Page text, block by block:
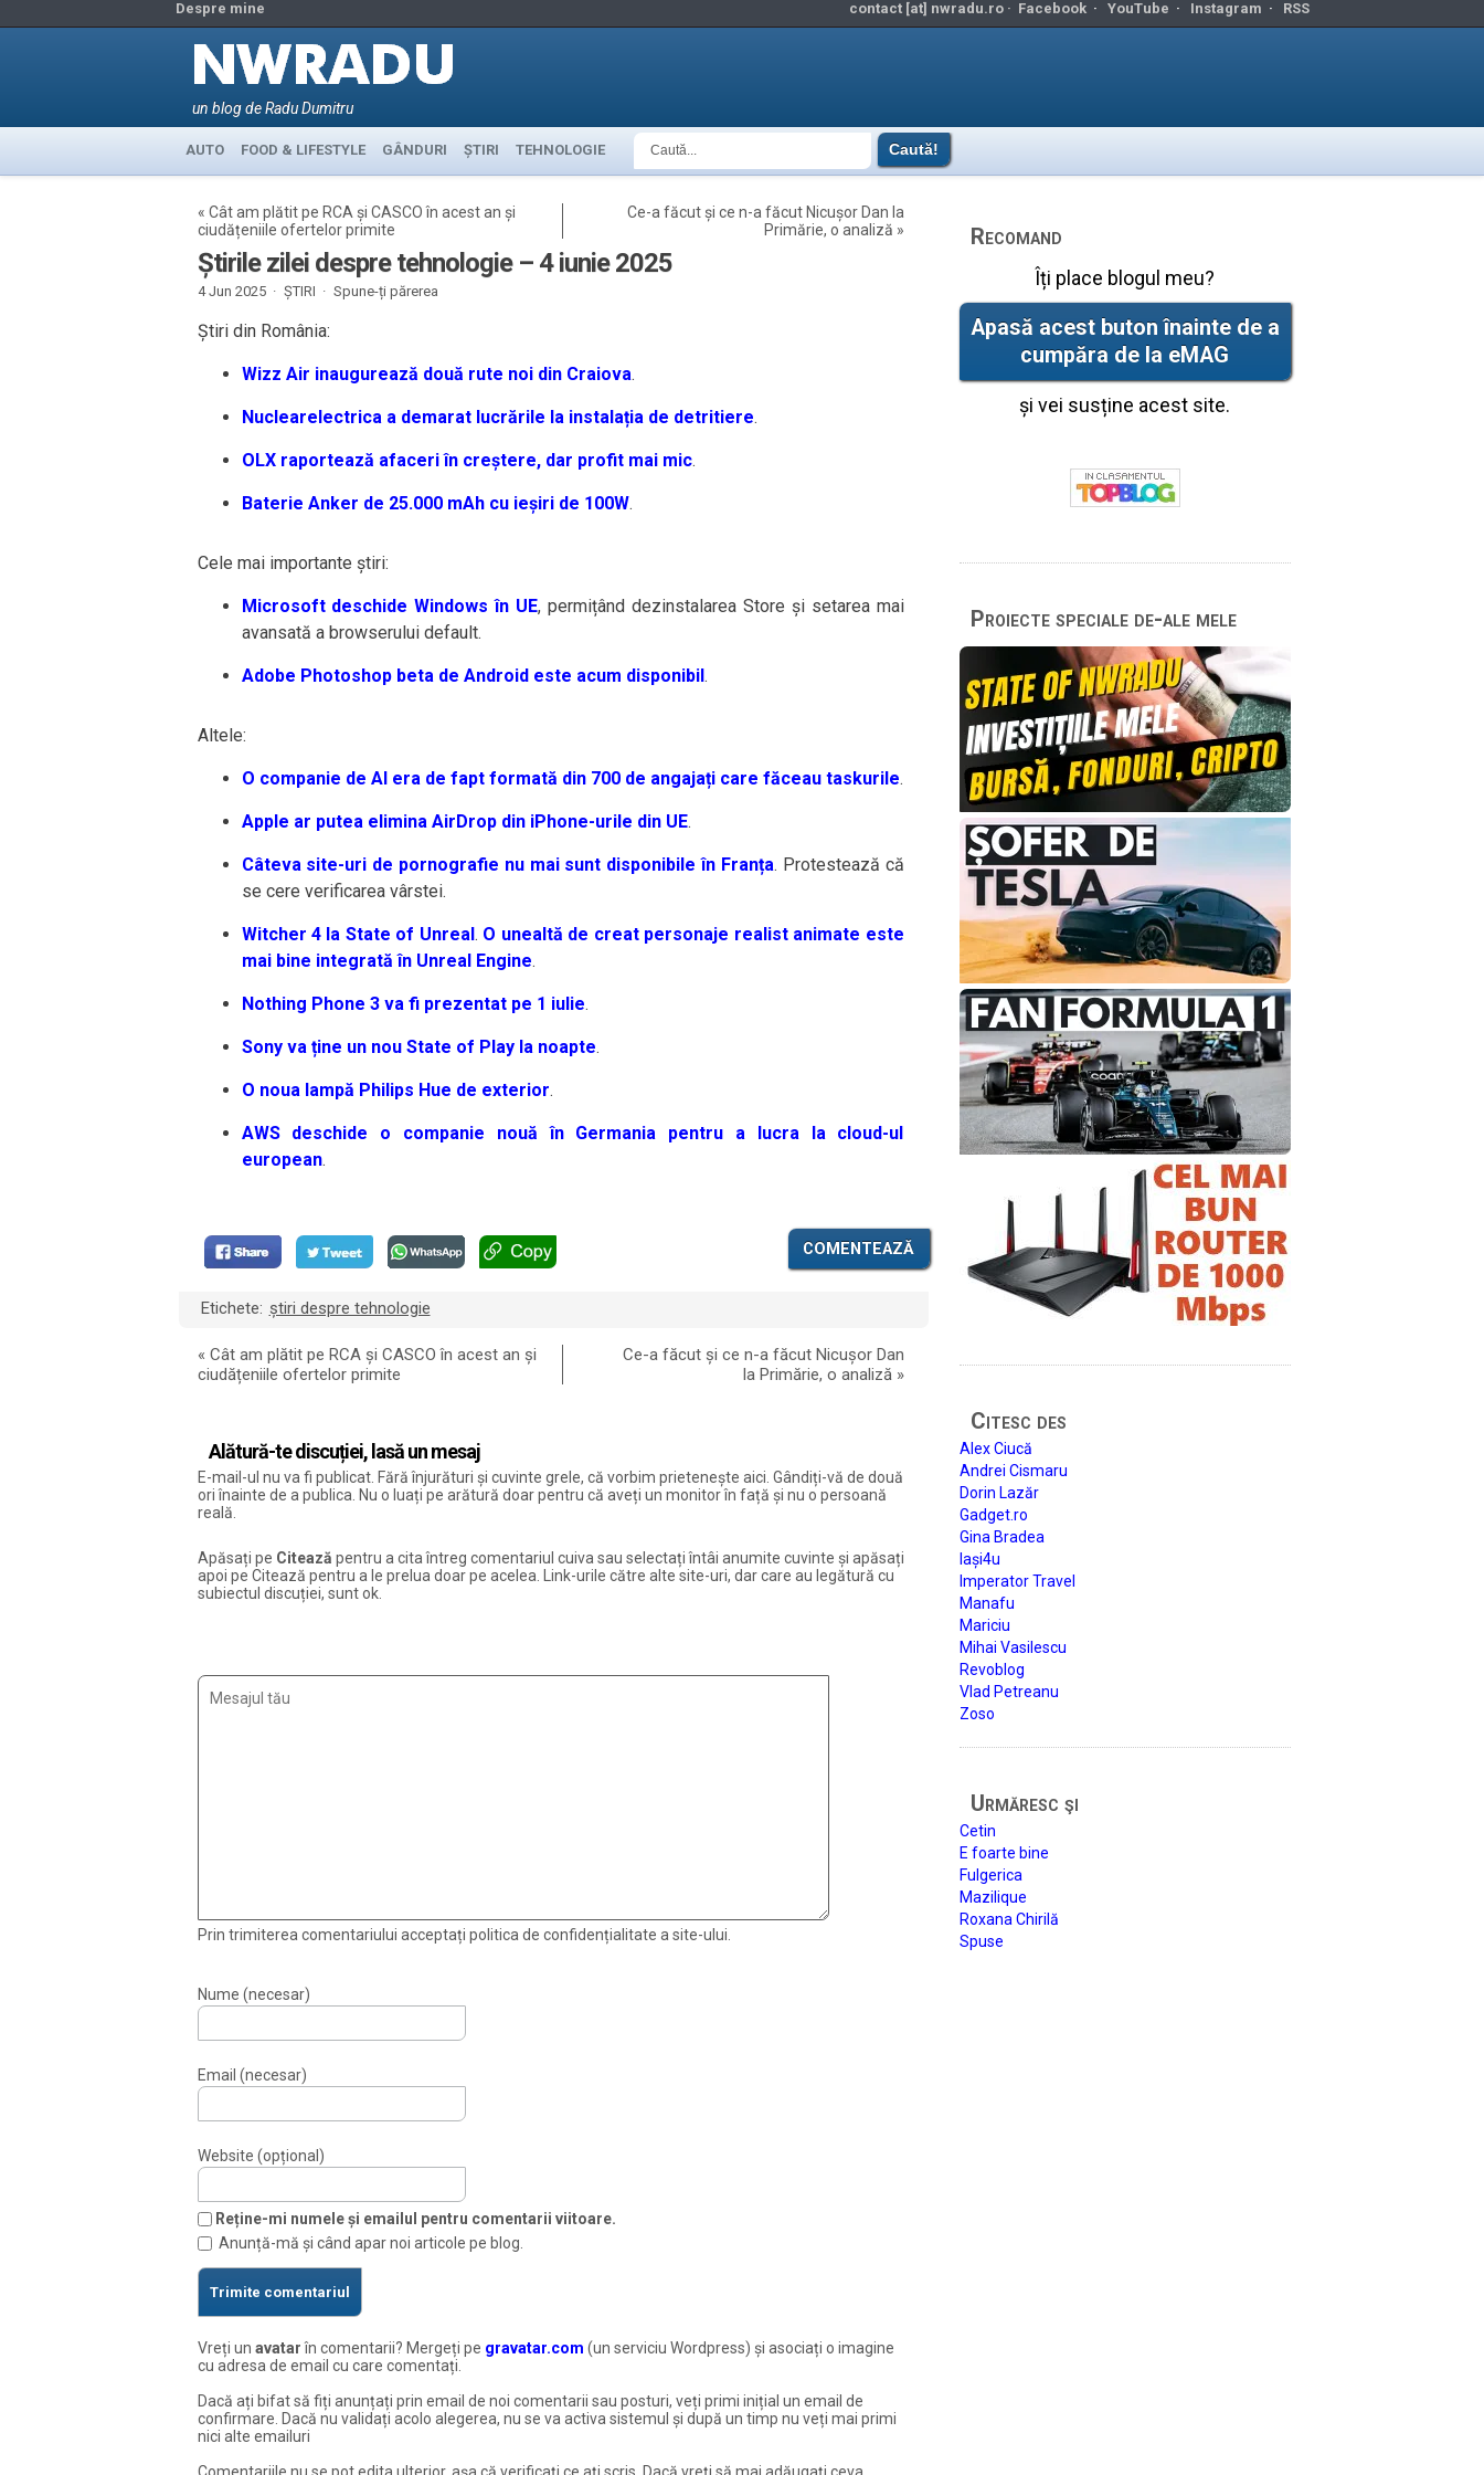
Despre mine contact [at] nwradu.ro · Facebook· YouTube · Instagram · RSS
un blog de Radu Dumitru
AUTO FOOD & LIFESTYLE GÂNDURI ȘTIRI TEHNOLOGIE
« Cât am plătit pe RCA și CASCO în acest an și
ciudățeniile ofertelor primite
Ce-a făcut și ce n-a făcut Nicușor Dan la
Primărie, o analiză »
Știrile zilei despre tehnologie – 4 iunie 2025
4 Jun 2025 · ȘTIRI · Spune-ți părerea
Știri din România:
Wizz Air inaugurează două rute noi din Craiova.
Nuclearelectrica a demarat lucrările la instalația de detritiere.
OLX raportează afaceri în creștere, dar profit mai mic.
Baterie Anker de 25.000 mAh cu ieșiri de 100W.
Cele mai importante știri:
Microsoft deschide Windows în UE, permițând dezinstalarea Store și setarea mai
avansată a browserului default.
Adobe Photoshop beta de Android este acum disponibil.
Altele:
O companie de AI era de fapt formată din 700 de angajați care făceau taskurile.
Apple ar putea elimina AirDrop din iPhone-urile din UE.
Câteva site-uri de pornografie nu mai sunt disponibile în Franța. Protestează că
se cere verificarea vârstei.
Witcher 4 la State of Unreal. O unealtă de creat personaje realist animate este
mai bine integrată în Unreal Engine.
Nothing Phone 3 va fi prezentat pe 1 iulie.
Sony va ține un nou State of Play la noapte.
O noua lampă Philips Hue de exterior.
AWS deschide o companie nouă în Germania pentru a lucra la cloud-ul
european.
COMENTEAZĂ
Etichete: știri despre tehnologie
« Cât am plătit pe RCA și CASCO în acest an și
ciudățeniile ofertelor primite
Ce-a făcut și ce n-a făcut Nicușor Dan
la Primărie, o analiză»
Alătură-te discuției, lasă un mesaj
E-mail-ul nu va fi publicat. Fără înjurături și cuvinte grele, că vorbim prietenește aici. Gândiți-vă de două
ori înainte de a publica. Nu o luați pe arătură doar pentru că aveți un monitor în față și nu o persoană
reală.
Apăsați pe Citează pentru a cita întreg comentariul cuiva sau selectați întâi anumite cuvinte și apăsați
apoi pe Citează pentru a le prelua doar pe acelea. Link-urile către alte site-uri, dar care au legătură cu
subiectul discuției, sunt ok.
Prin trimiterea comentariului acceptați politica de confidențialitate a site-ului.
Nume (necesar)
Email (necesar)
Website (opțional)
Reține-mi numele și emailul pentru comentarii viitoare.
Anunță-mă și când apar noi articole pe blog.
Vreți un avatarîn comentarii? Mergeți pe gravatar.com (un serviciu Wordpress) și asociați o imagine
cu adresa de email cu care comentați.
Dacă ați bifat să fiți anunțați prin email de noi comentarii sau posturi, veți primi inițial un email de
confirmare. Dacă nu validați acolo alegerea, nu se va activa sistemul și după un timp nu veți mai primi
nici alte emailuri
Comentariile nu se pot edita ulterior, așa că verificați ce ați scris. Dacă vreți să mai adăugați ceva,
Recomand
Îți place blogul meu?
Apasă acest buton înainte de a
cumpăra de la eMAG
și vei susține acest site.
Proiecte speciale de-ale mele
Citesc des
Alex Ciucă
Andrei Cismaru
Dorin Lazăr
Gadget.ro
Gina Bradea
Iași4u
Imperator Travel
Manafu
Mariciu
Mihai Vasilescu
Revoblog
Vlad Petreanu
Zoso
Urmăresc şi
Cetin
E foarte bine
Fulgerica
Mazilique
Roxana Chirilă
Spuse